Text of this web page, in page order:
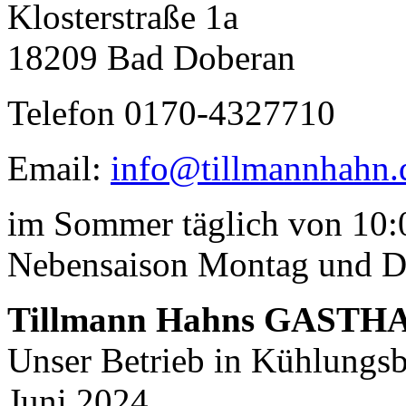
Geheimnisse, die
Ein Potpourri professioneller Rezepte.
Für Liebhaber der einfachen und
regionalen Küche. Nachkochbar, aber
immer mit der besonderen Note.
Klosterstraße 1a
18209 Bad Doberan
Telefon 0170-4327710
Email:
im Sommer täglich von
Nebensaison Montag und
Tillmann Hahns
Unser Betrieb in